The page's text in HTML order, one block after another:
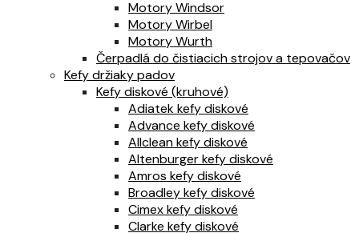
Motory Windsor
Motory Wirbel
Motory Wurth
Čerpadlá do čistiacich strojov a tepovačov
Kefy držiaky padov
Kefy diskové (kruhové)
Adiatek kefy diskové
Advance kefy diskové
Allclean kefy diskové
Altenburger kefy diskové
Amros kefy diskové
Broadley kefy diskové
Cimex kefy diskové
Clarke kefy diskové